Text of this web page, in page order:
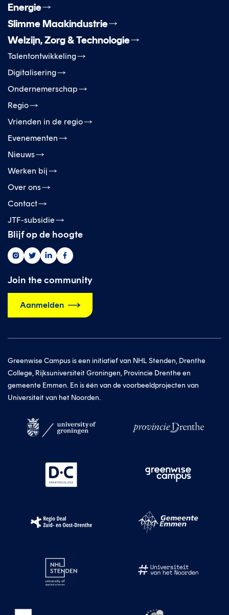
Energie
Slimme Maakindustrie
Welzijn, Zorg & Technologie
Talentontwikkeling
Digitalisering
Ondernemerschap
Regio
Vrienden in de regio
Evenementen
Nieuws
Werken bij
Over ons
Contact
JTF-subsidie
Blijf op de hoogte
Greenwise
op
instagram
Greenwise
op
twitter
Greenwise
op
linkedin
Greenwise
op
facebook
Join the community
Aanmelden
Greenwise Campus is een initiatief van NHL Stenden, Drenthe
College, Rijksuniversiteit Groningen, Provincie Drenthe en
gemeente Emmen. En is één van de voorbeeldprojecten van
Universiteit van het Noorden.